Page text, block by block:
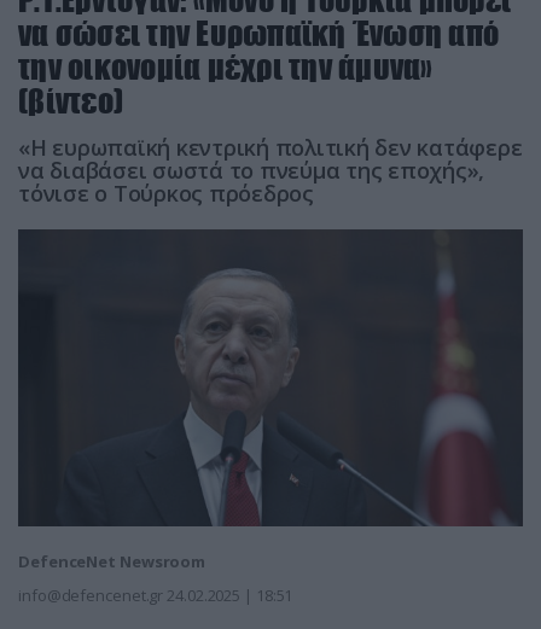
να σώσει την Ευρωπαϊκή Ένωση από
την οικονομία μέχρι την άμυνα»
(βίντεο)
«Η ευρωπαϊκή κεντρική πολιτική δεν κατάφερε
να διαβάσει σωστά το πνεύμα της εποχής»,
τόνισε ο Τούρκος πρόεδρος
DefenceNet Newsroom
info@defencenet.gr 24.02.2025 | 18:51